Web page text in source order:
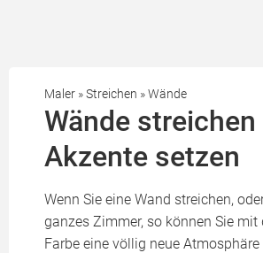
Maler »Streichen »Wände
Wände streichen
Akzente setzen
Wenn Sie eine Wand streichen,
ganzes Zimmer, so können Sie mit
Farbe eine völlig neue